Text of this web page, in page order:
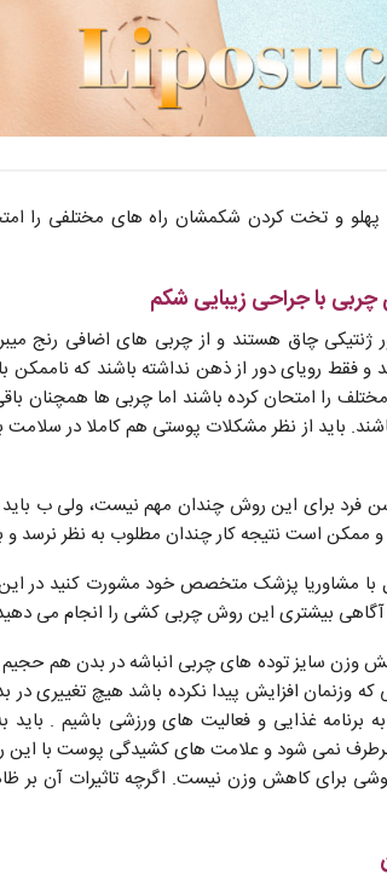
پهلو و تخت کردن شکمشان راه های مختلفی را
با جراحی زیبایی شکم
ژنتیکی چاق هستند و از چربی های اضافی رنج
و فقط رویای دور از ذهن نداشته باشند که
را امتحان کرده باشند اما چربی ها همچنان
باید از نظر مشکلات پوستی هم کاملا در
فرد برای این روش چندان مهم نیست، ولی ب باید
ممکن است نتیجه کار چندان مطلوب به نظر نرسد و
با مشاوریا پزشک متخصص خود مشورت کنید در
بیشتری این روش چربی کشی را انجام می
وزن سایز توده های چربی انباشه در بدن هم
وزنمان افزایش پیدا نکرده باشد هیچ تغییری
به برنامه غذایی و فعالیت های ورزشی باشیم .
نمی شود و علامت های کشیدگی پوست با این
برای کاهش وزن نیست. اگرچه تاثیرات آن بر